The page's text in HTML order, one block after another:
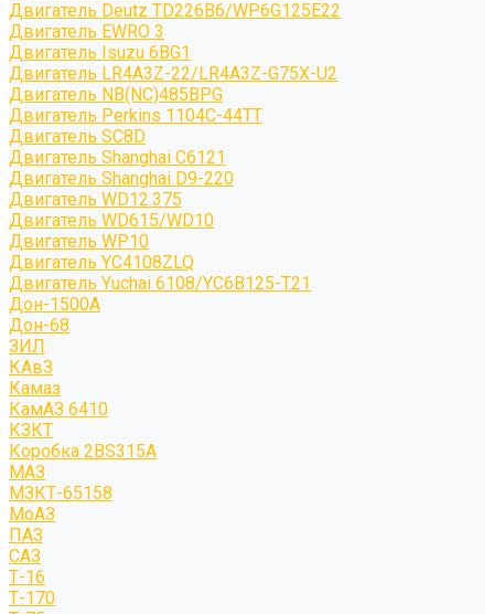
Двигатель Deutz TD226B6/WP6G125E22
Двигатель EWRO 3
Двигатель Isuzu 6BG1
Двигатель LR4A3Z-22/LR4A3Z-G75X-U2
Двигатель NB(NC)485BPG
Двигатель Perkins 1104C-44TT
Двигатель SC8D
Двигатель Shanghai C6121
Двигатель Shanghai D9-220
Двигатель WD12.375
Двигатель WD615/WD10
Двигатель WP10
Двигатель YC4108ZLQ
Двигатель Yuchai 6108/YC6B125-T21
Дон-1500А
Дон-68
ЗИЛ
КАвЗ
Камаз
КамАЗ 6410
КЗКТ
Коробка 2BS315A
МАЗ
МЗКТ-65158
МоАЗ
ПАЗ
САЗ
Т-16
Т-170